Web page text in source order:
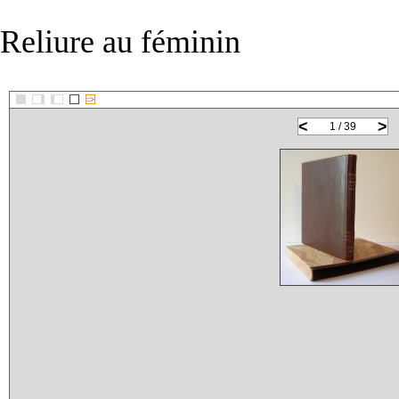
Reliure au féminin
::>
< >
1 / 39